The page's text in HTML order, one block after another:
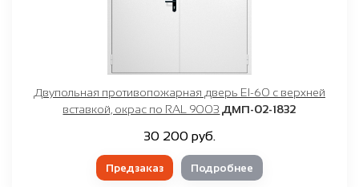
Двупольная противопожарная дверь EI-60 с верхней
вставкой, окрас по RAL 9003 ДМП-02-1832
30 200 руб.
Предзаказ Подробнее